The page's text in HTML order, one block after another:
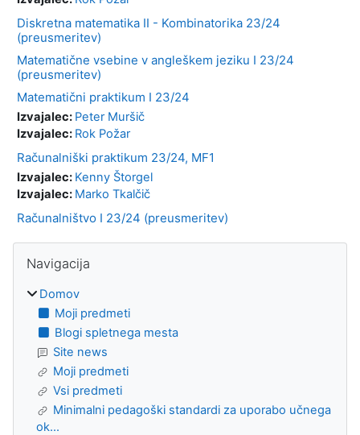
Diskretna matematika II - Kombinatorika 23/24
(preusmeritev)
Matematične vsebine v angleškem jeziku I 23/24
(preusmeritev)
Matematični praktikum I 23/24
Izvajalec: Peter Muršič
Izvajalec: Rok Požar
Računalniški praktikum 23/24, MF1
Izvajalec: Kenny Štorgel
Izvajalec: Marko Tkalčič
Računalništvo I 23/24 (preusmeritev)
Bloki
Navigacija
Domov
Moji predmeti
Blogi spletnega mesta
Site news
Moji predmeti
Vsi predmeti
Minimalni pedagoški standardi za uporabo učnega
ok...